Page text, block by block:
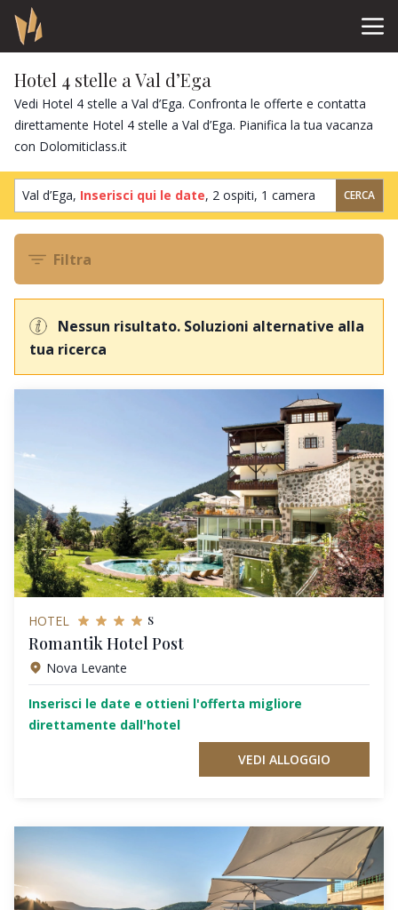
Hotel 4 stelle a Val d’Ega
Vedi Hotel 4 stelle a Val d’Ega. Confronta le offerte e contatta
direttamente Hotel 4 stelle a Val d’Ega. Pianifica la tua vacanza
con Dolomiticlass.it
Val d’Ega, Inserisci qui le date, 2 ospiti, 1 camera CERCA
Filtra
Nessun risultato. Soluzioni alternative alla
tua ricerca
HOTEL s
Romantik Hotel Post
Nova Levante
Inserisci le date e ottieni l'offerta migliore
direttamente dall'hotel
VEDI ALLOGGIO